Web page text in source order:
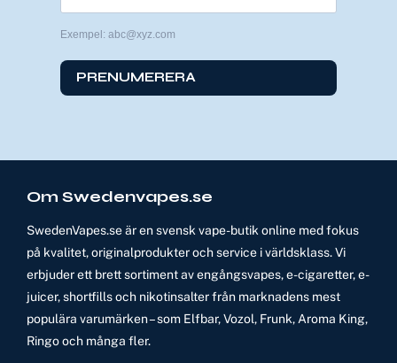
Exempel: abc@xyz.com
PRENUMERERA
Om Swedenvapes.se
SwedenVapes.se är en svensk vape-butik online med fokus
på kvalitet, originalprodukter och service i världsklass. Vi
erbjuder ett brett sortiment av engångsvapes, e-cigaretter, e-
juicer, shortfills och nikotinsalter från marknadens mest
populära varumärken – som Elfbar, Vozol, Frunk, Aroma King,
Ringo och många fler.